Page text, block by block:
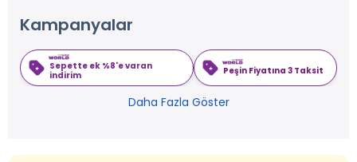
Kampanyalar
Sepette ek %8'e varan
indirim
Peşin Fiyatına 3 Taksit
Daha Fazla Göster